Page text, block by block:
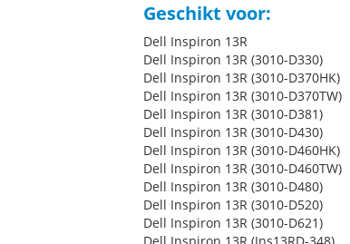
Geschikt voor:
Dell Inspiron 13R
Dell Inspiron 13R (3010-D330)
Dell Inspiron 13R (3010-D370HK)
Dell Inspiron 13R (3010-D370TW)
Dell Inspiron 13R (3010-D381)
Dell Inspiron 13R (3010-D430)
Dell Inspiron 13R (3010-D460HK)
Dell Inspiron 13R (3010-D460TW)
Dell Inspiron 13R (3010-D480)
Dell Inspiron 13R (3010-D520)
Dell Inspiron 13R (3010-D621)